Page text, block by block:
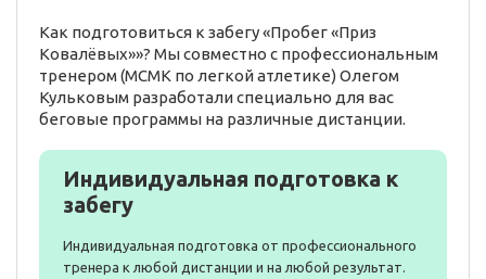
Как подготовиться к забегу «Пробег «Приз
Ковалёвых»»? Мы совместно с профессиональным
тренером (МСМК по легкой атлетике) Олегом
Кульковым разработали специально для вас
беговые программы на различные дистанции.
Индивидуальная подготовка к
забегу
Индивидуальная подготовка от профессионального
тренера к любой дистанции и на любой результат.